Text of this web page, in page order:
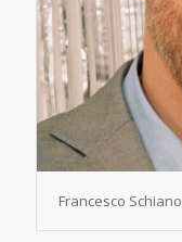
Francesco Schiano